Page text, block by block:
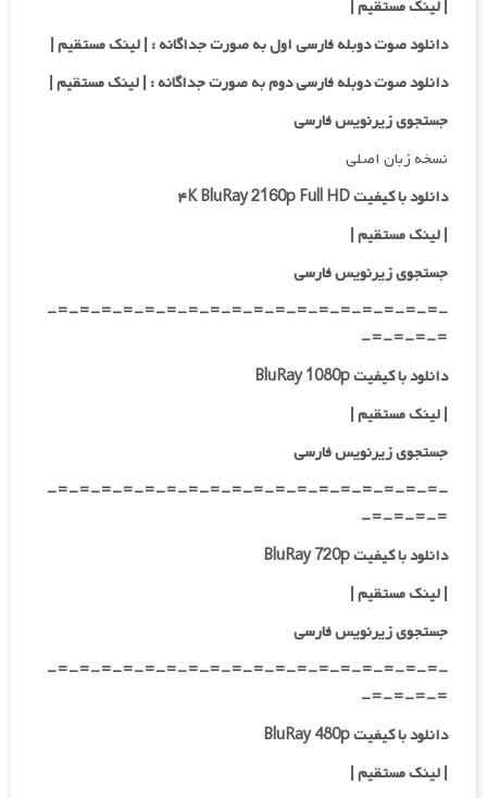
| لینک مستقیم |
دانلود صوت دوبله فارسی اول به صورت جداگانه : | لینک مستقیم|
دانلود صوت دوبله فارسی دوم به صورت جداگانه : | لینک مستقیم|
جستجوی زیرنویس فارسی
نسخه زبان اصلی
دانلود با کیفیت ۴K BluRay 2160p Full HD
|لینک مستقیم|
جستجوی زیرنویس فارسی
-=-=-=-=-=-=-=-=-=-=-=-=-=-=-=-=-=-=-
=-=-=-=-
دانلود با کیفیت BluRay 1080p
|لینک مستقیم|
جستجوی زیرنویس فارسی
-=-=-=-=-=-=-=-=-=-=-=-=-=-=-=-=-=-=-
=-=-=-=-
دانلود با کیفیت BluRay 720p
| لینک مستقیم|
جستجوی زیرنویس فارسی
-=-=-=-=-=-=-=-=-=-=-=-=-=-=-=-=-=-=-
=-=-=-=-
دانلود با کیفیت BluRay 480p
| لینک مستقیم|